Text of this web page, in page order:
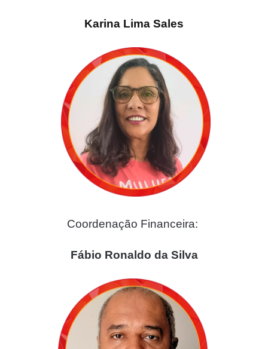
Karina Lima Sales
Coordenação Financeira:
Fábio Ronaldo da Silva